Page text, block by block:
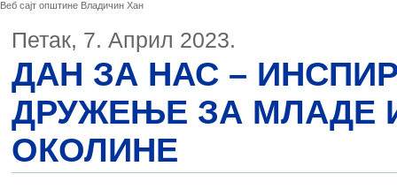
Веб сајт општине Владичин Хан
Петак, 7. Април 2023.
ДАН ЗА НАС –
ДРУЖЕЊЕ ЗА МЛАДЕ
ОКОЛИНЕ